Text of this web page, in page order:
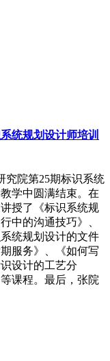
统规划设计师培训
究院第25期标识系统
学中圆满结束。在
授了《标识系统规
中的沟通技巧》、
统规划设计的文件
服务》、《如何写
设计的工艺分
课程。最后，张院